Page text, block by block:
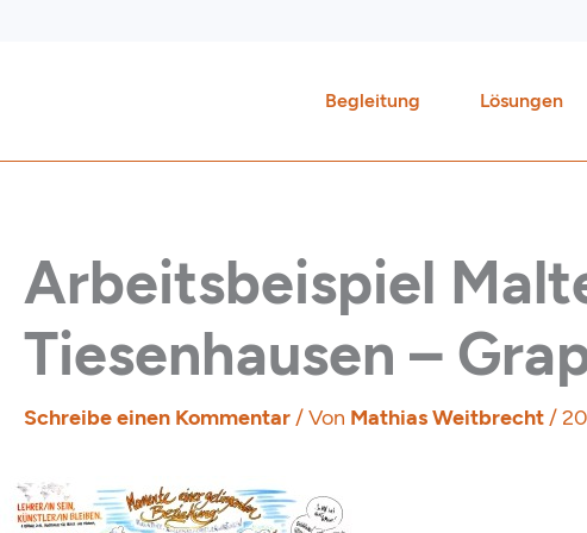
Begleitung Lösungen
Arbeitsbeispiel
Tiesenhausen –
Schreibe einen Kommentar/ Von Mathias Weitbrecht/